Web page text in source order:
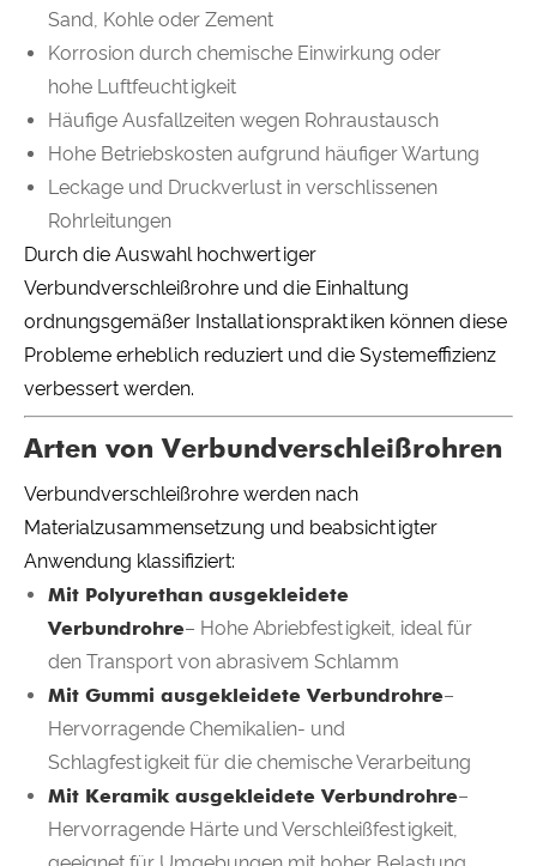
Sand, Kohle oder Zement
Korrosion durch chemische Einwirkung oder
hohe Luftfeuchtigkeit
Häufige Ausfallzeiten wegen Rohraustausch
Hohe Betriebskosten aufgrund häufiger Wartung
Leckage und Druckverlust in verschlissenen
Rohrleitungen
Durch die Auswahl hochwertiger
Verbundverschleißrohre und die Einhaltung
ordnungsgemäßer Installationspraktiken können diese
Probleme erheblich reduziert und die Systemeffizienz
verbessert werden.
Arten von Verbundverschleißrohren
Verbundverschleißrohre werden nach
Materialzusammensetzung und beabsichtigter
Anwendung klassifiziert:
Mit Polyurethan ausgekleidete
Verbundrohre– Hohe Abriebfestigkeit, ideal für
den Transport von abrasivem Schlamm
Mit Gummi ausgekleidete Verbundrohre–
Hervorragende Chemikalien- und
Schlagfestigkeit für die chemische Verarbeitung
Mit Keramik ausgekleidete Verbundrohre–
Hervorragende Härte und Verschleißfestigkeit,